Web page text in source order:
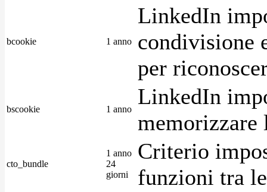
bcookie 1 anno
LinkedIn
condivisione
per
bscookie 1 anno
LinkedIn
memorizzare
cto_bundle
1 anno
24
giorni
Criterio
funzioni tra